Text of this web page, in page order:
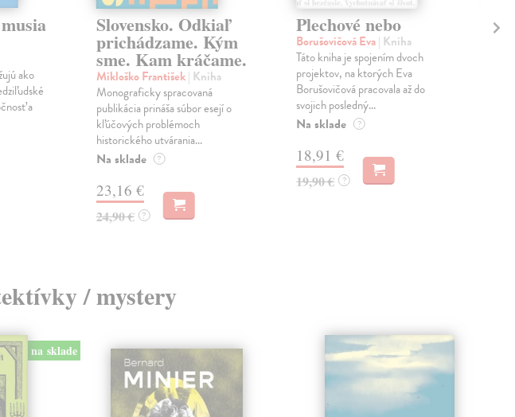
ako
a
Slovensko. Odkiaľ
prichádzame. Kým
sme. Kam kráčame.
Mikloško František| Kniha
Monograficky spracovaná
publikácia prináša súbor esejí o
kľúčových problémoch
historického utvárania...
Na sklade ?
23,16 €
24,90 € ?
Plechové nebo
Borušovičová Eva| Kniha
Táto kniha je spojením dvoch
projektov, na ktorých Eva
Borušovičová pracovala až do
svojich posledný...
Na sklade ?
18,91 €
19,90 € ?
/ mystery
na sklade